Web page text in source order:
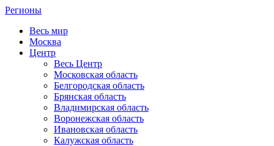
Регионы
Весь мир
Москва
Центр
Весь Центр
Московская область
Белгородская область
Брянская область
Владимирская область
Воронежская область
Ивановская область
Калужская область